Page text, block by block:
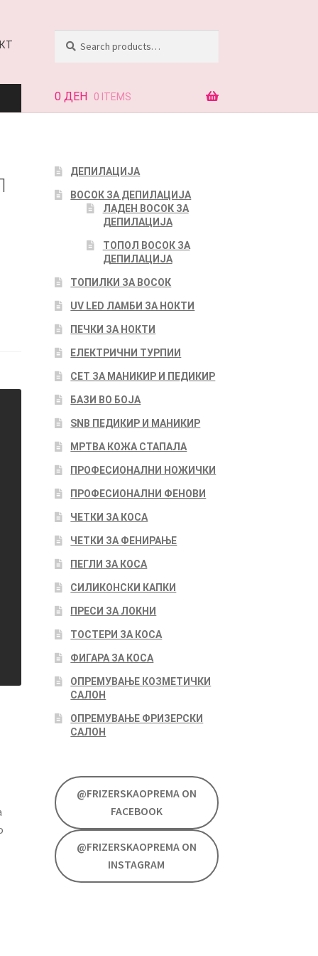
for:
0 ДЕН 0 ITEMS
ДЕПИЛАЦИЈА
ВОСОК ЗА ДЕПИЛАЦИЈА
ЛАДЕН ВОСОК ЗА
ДЕПИЛАЦИЈА
ТОПОЛ ВОСОК ЗА
ДЕПИЛАЦИЈА
ТОПИЛКИ ЗА ВОСОК
UV LED ЛАМБИ ЗА НОКТИ
ПЕЧКИ ЗА НОКТИ
ЕЛЕКТРИЧНИ ТУРПИИ
СЕТ ЗА МАНИКИР И ПЕДИКИР
БАЗИ ВО БОЈА
SNB ПЕДИКИР И МАНИКИР
МРТВА КОЖА СТАПАЛА
ПРОФЕСИОНАЛНИ НОЖИЧКИ
ПРОФЕСИОНАЛНИ ФЕНОВИ
ЧЕТКИ ЗА КОСА
ЧЕТКИ ЗА ФЕНИРАЊЕ
ПЕГЛИ ЗА КОСА
СИЛИКОНСКИ КАПКИ
ПРЕСИ ЗА ЛОКНИ
ТОСТЕРИ ЗА КОСА
ФИГАРА ЗА КОСА
ОПРЕМУВАЊЕ КОЗМЕТИЧКИ
САЛОН
ОПРЕМУВАЊЕ ФРИЗЕРСКИ
САЛОН
@FRIZERSKAOPREMA ON
FACEBOOK
@FRIZERSKAOPREMA ON
INSTAGRAM